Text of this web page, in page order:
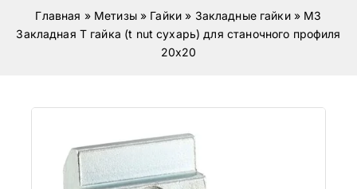
Главная » Метизы» Гайки » Закладные гайки» M3
Закладная Т гайка (t nut сухарь) для станочного профиля
20х20